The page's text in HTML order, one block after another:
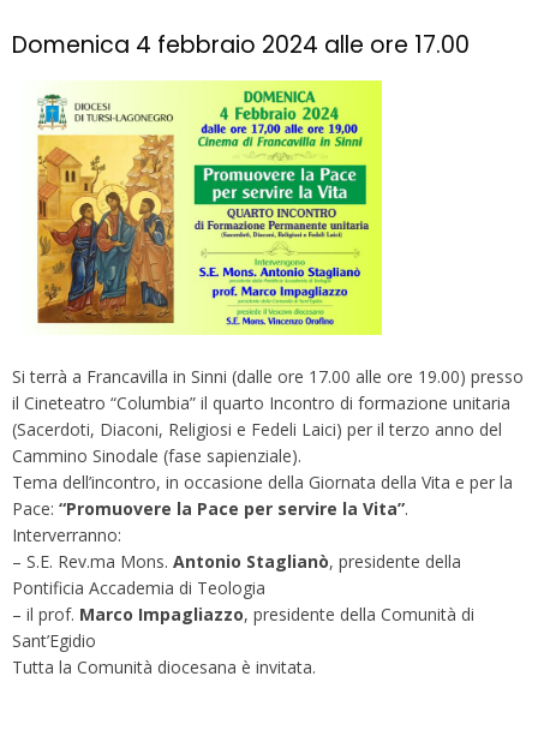
Domenica 4 febbraio 2024 alle ore 17.00
Si terrà a Francavilla in Sinni (dalle ore 17.00 alle ore 19.00) presso
il Cineteatro “Columbia” il quarto Incontro di formazione unitaria
(Sacerdoti, Diaconi, Religiosi e Fedeli Laici) per il terzo anno del
Cammino Sinodale (fase sapienziale).
Tema dell’incontro, in occasione della Giornata della Vita e per la
Pace: “Promuovere la Pace per servire la Vita”.
Interverranno:
– S.E. Rev.ma Mons. Antonio Staglianò, presidente della
Pontificia Accademia di Teologia
– il prof. Marco Impagliazzo, presidente della Comunità di
Sant’Egidio
Tutta la Comunità diocesana è invitata.